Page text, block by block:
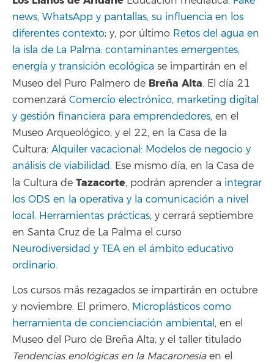
news, WhatsApp y pantallas, su influencia en los
diferentes contexto; y, por último Retos del agua en
la isla de La Palma: contaminantes emergentes,
energía y transición ecológica se impartirán en el
Museo del Puro Palmero de Breña Alta. El día 21
comenzará Comercio electrónico, marketing digital
y gestión financiera para emprendedores, en el
Museo Arqueológico; y el 22, en la Casa de la
Cultura: Alquiler vacacional: Modelos de negocio y
análisis de viabilidad. Ese mismo día, en la Casa de
la Cultura de Tazacorte, podrán aprender a integrar
los ODS en la operativa y la comunicación a nivel
local. Herramientas prácticas; y cerrará septiembre
en Santa Cruz de La Palma el curso
Neurodiversidad y TEA en el ámbito educativo
ordinario.
Los cursos más rezagados se impartirán en octubre
y noviembre. El primero, Microplásticos como
herramienta de concienciación ambiental , en el
Museo del Puro de Breña Alta; y el taller titulado
Tendencias enológicas en la Macaronesia en el